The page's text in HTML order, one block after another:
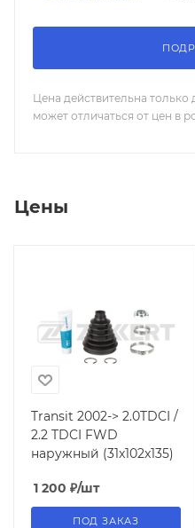
Цена действительна только
может отличаться от цен в
Цены
Transit 2002-> 2.0TDCI /
2.2 TDCI FWD
наружный (31x102x135)
1 200 ₽/шт
ПОД ЗАКАЗ